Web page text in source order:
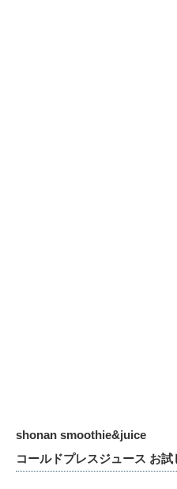
shonan smoothie&juice
コールドプレスジュース お試